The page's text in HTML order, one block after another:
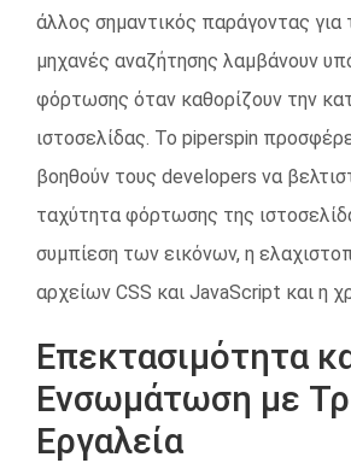
άλλος σημαντικός παράγοντας για
μηχανές αναζήτησης λαμβάνουν
φόρτωσης όταν καθορίζουν την
ιστοσελίδας. Το piperspin
βοηθούν τους developers να
ταχύτητα φόρτωσης της
συμπίεση των εικόνων, η
αρχείων CSS και JavaScript και η
Επεκτασιμότητα
Ενσωμάτωση με
Εργαλεία